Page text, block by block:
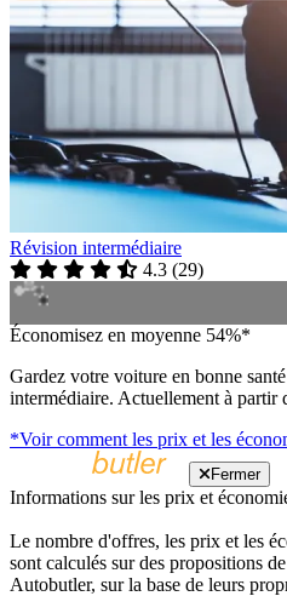
Révision intermédiaire
4.3 (29)
Économisez en moyenne 54%*
Gardez votre voiture en bonne
intermédiaire. Actuellement à partir
*Voir comment les prix et les
Fermer
Informations sur les prix et
Le nombre d'offres, les prix et les
sont calculés sur des propositions
Autobutler, sur la base de leurs